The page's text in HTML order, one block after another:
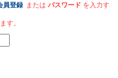
員登録 またはパスワード を入力す
す。